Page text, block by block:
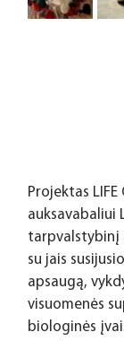
Projektas
auksavabaliui
tarpvalstybinį
su jais
apsaugą,
visuomenės
biologinės